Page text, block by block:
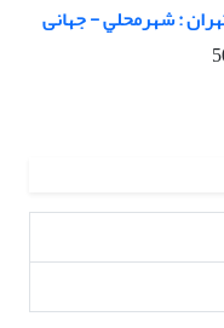
: شهرﻣﺤﻠﻲ - جهانی